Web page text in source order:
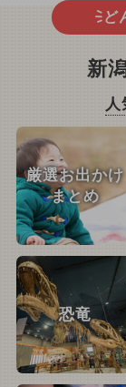
ど
新
人
厳選お出かけ
まとめ
恐竜